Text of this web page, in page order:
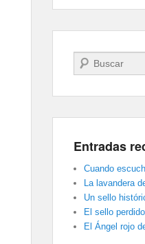
Buscar
Entradas
Cuando
La lavandera
Un sello
El sello
El Ángel rojo